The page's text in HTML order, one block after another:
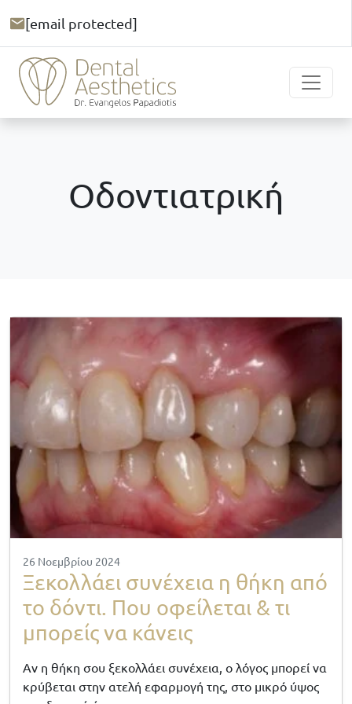
[email protected]
Οδοντιατρική
26 Νοεμβρίου 2024
Ξεκολλάει συνέχεια η θήκη από
το δόντι. Που οφείλεται & τι
μπορείς να κάνεις
Αν η θήκη σου ξεκολλάει συνέχεια, ο λόγος μπορεί να
κρύβεται στην ατελή εφαρμογή της, στο μικρό ύψος